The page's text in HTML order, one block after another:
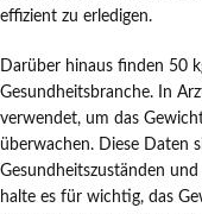
effizient zu erledigen.
Darüber hinaus finden 50
Gesundheitsbranche. In
verwendet, um das
überwachen. Diese Daten
Gesundheitszuständen
halte es für wichtig, das